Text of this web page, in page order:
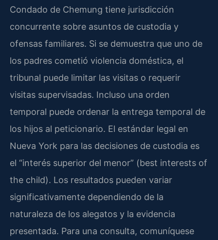
Condado de Chemung tiene jurisdicción
concurrente sobre asuntos de custodia y
ofensas familiares. Si se demuestra que uno de
los padres cometió violencia doméstica, el
tribunal puede limitar las visitas o requerir
visitas supervisadas. Incluso una orden
temporal puede ordenar la entrega temporal de
los hijos al peticionario. El estándar legal en
Nueva York para las decisiones de custodia es
el “interés superior del menor” (best interests of
the child). Los resultados pueden variar
significativamente dependiendo de la
naturaleza de los alegatos y la evidencia
presentada. Para una consulta, comuníquese